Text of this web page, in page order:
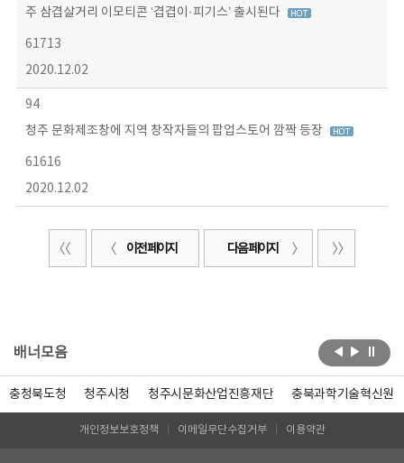
주 삼겹살거리 이모티콘 ‘겹겹이·피기스’ 출시된다
61713
2020.12.02
94
청주 문화제조창에 지역 창작자들의 팝업스토어 깜짝 등장
61616
2020.12.02
이전 페이지 다음 페이지
배너모음
충청북도청 청주시청 청주시문화산업진흥재단 충북과학기술혁신원
개인정보보호정책 이메일무단수집거부 이용약관